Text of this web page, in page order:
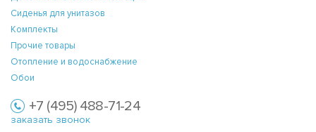
Сиденья для унитазов
Комплекты
Прочие товары
Отопление и водоснабжение
Обои
+7 (495) 488-71-24
заказать звонок